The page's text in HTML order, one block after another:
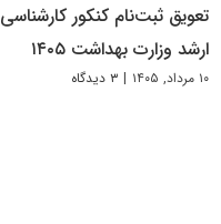
تعویق ثبت‌نام کنکور کارشناسی
ارشد وزارت بهداشت ۱۴۰۵
۱۰ مرداد, ۱۴۰۵ | ۳ دیدگاه